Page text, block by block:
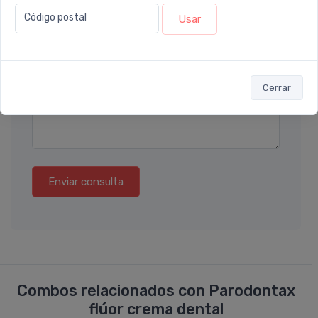
Código postal Usar
Cerrar
Ubicación
Enviar consulta
Combos relacionados con Parodontax
flúor crema dental